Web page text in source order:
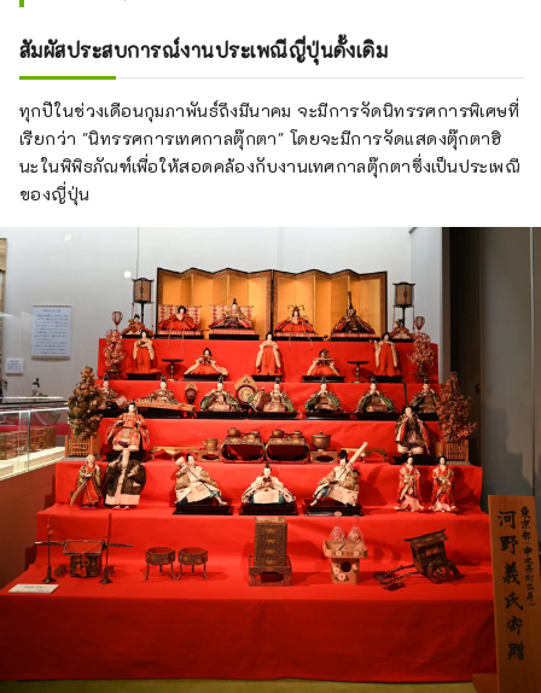
สัมผัสประสบการณ์งานประเพณีญี่ปุ่นดั้งเดิม
ทุกปีในช่วงเดือนกุมภาพันธ์ถึงมีนาคม จะมีการจัดนิทรรศการพิเศษที่
เรียกว่า "นิทรรศการเทศกาลตุ๊กตา" โดยจะมีการจัดแสดงตุ๊กตาฮิ
นะในพิพิธภัณฑ์เพื่อให้สอดคล้องกับงานเทศกาลตุ๊กตาซึ่งเป็นประเพณี
ของญี่ปุ่น